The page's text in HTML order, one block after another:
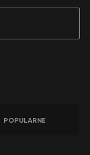
POPULARNE